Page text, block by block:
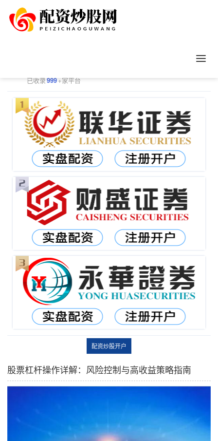
已收录999+家平台
配资炒股开户
股票杠杆操作详解：风险控制与高收益策略指南